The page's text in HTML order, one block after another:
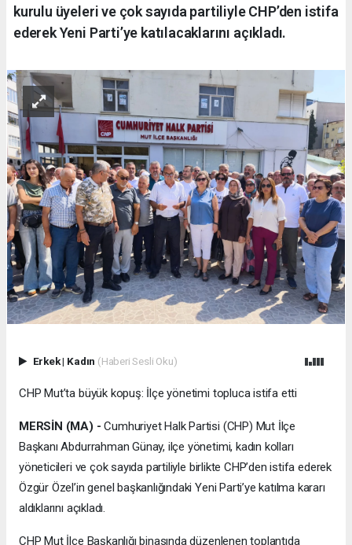
kurulu üyeleri ve çok sayıda partiliyle CHP’den istifa
ederek Yeni Parti’ye katılacaklarını açıkladı.
Erkek| Kadın (Haberi Sesli Oku)
CHP Mut’ta büyük kopuş: İlçe yönetimi topluca istifa etti
MERSİN (MA) - Cumhuriyet Halk Partisi (CHP) Mut İlçe
Başkanı Abdurrahman Günay, ilçe yönetimi, kadın kolları
yöneticileri ve çok sayıda partiliyle birlikte CHP’den istifa ederek
Özgür Özel’in genel başkanlığındaki Yeni Parti’ye katılma kararı
aldıklarını açıkladı.
CHP Mut İlçe Başkanlığı binasında düzenlenen toplantıda